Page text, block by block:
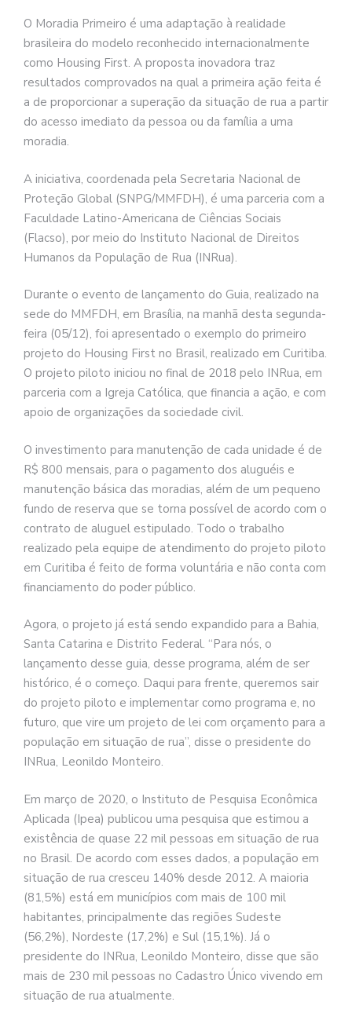
O Moradia Primeiro é uma adaptação à realidade
brasileira do modelo reconhecido internacionalmente
como Housing First. A proposta inovadora traz
resultados comprovados na qual a primeira ação feita é
a de proporcionar a superação da situação de rua a partir
do acesso imediato da pessoa ou da família a uma
moradia.
A iniciativa, coordenada pela Secretaria Nacional de
Proteção Global (SNPG/MMFDH), é uma parceria com a
Faculdade Latino-Americana de Ciências Sociais
(Flacso), por meio do Instituto Nacional de Direitos
Humanos da População de Rua (INRua).
Durante o evento de lançamento do Guia, realizado na
sede do MMFDH, em Brasília, na manhã desta segunda-
feira (05/12), foi apresentado o exemplo do primeiro
projeto do Housing First no Brasil, realizado em Curitiba.
O projeto piloto iniciou no final de 2018 pelo INRua, em
parceria com a Igreja Católica, que financia a ação, e com
apoio de organizações da sociedade civil.
O investimento para manutenção de cada unidade é de
R$ 800 mensais, para o pagamento dos aluguéis e
manutenção básica das moradias, além de um pequeno
fundo de reserva que se torna possível de acordo com o
contrato de aluguel estipulado. Todo o trabalho
realizado pela equipe de atendimento do projeto piloto
em Curitiba é feito de forma voluntária e não conta com
financiamento do poder público.
Agora, o projeto já está sendo expandido para a Bahia,
Santa Catarina e Distrito Federal. “Para nós, o
lançamento desse guia, desse programa, além de ser
histórico, é o começo. Daqui para frente, queremos sair
do projeto piloto e implementar como programa e, no
futuro, que vire um projeto de lei com orçamento para a
população em situação de rua”, disse o presidente do
INRua, Leonildo Monteiro.
Em março de 2020, o Instituto de Pesquisa Econômica
Aplicada (Ipea) publicou uma pesquisa que estimou a
existência de quase 22 mil pessoas em situação de rua
no Brasil. De acordo com esses dados, a população em
situação de rua cresceu 140% desde 2012. A maioria
(81,5%) está em municípios com mais de 100 mil
habitantes, principalmente das regiões Sudeste
(56,2%), Nordeste (17,2%) e Sul (15,1%). Já o
presidente do INRua, Leonildo Monteiro, disse que são
mais de 230 mil pessoas no Cadastro Único vivendo em
situação de rua atualmente.